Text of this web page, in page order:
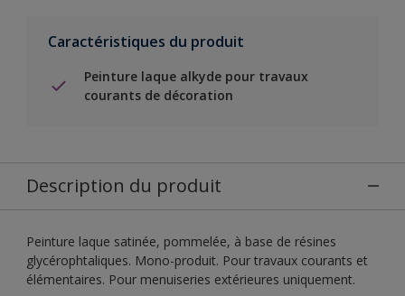
Caractéristiques du produit
Peinture laque alkyde pour travaux
courants de décoration
Description du produit
Peinture laque satinée, pommelée, à base de résines
glycérophtaliques. Mono-produit. Pour travaux courants et
élémentaires. Pour menuiseries extérieures uniquement.